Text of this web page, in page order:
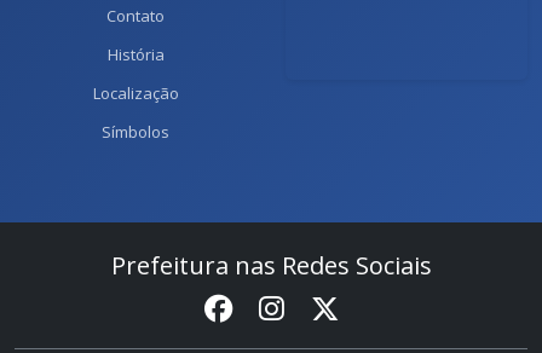
Contato
História
Localização
Símbolos
Prefeitura nas Redes Sociais